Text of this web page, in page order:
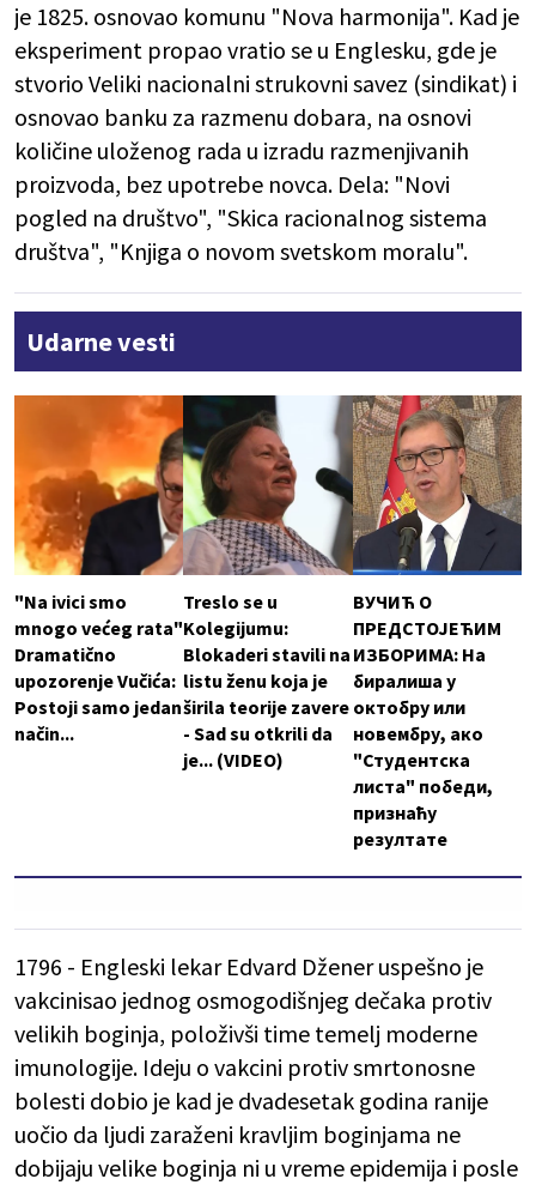
je 1825. osnovao komunu "Nova harmonija". Kad je
eksperiment propao vratio se u Englesku, gde je
stvorio Veliki nacionalni strukovni savez (sindikat) i
osnovao banku za razmenu dobara, na osnovi
količine uloženog rada u izradu razmenjivanih
proizvoda, bez upotrebe novca. Dela: "Novi
pogled na društvo", "Skica racionalnog sistema
društva", "Knjiga o novom svetskom moralu".
Udarne vesti
"Na ivici smo
mnogo većeg rata"
Dramatično
upozorenje Vučića:
Postoji samo jedan
način...
Treslo se u
Kolegijumu:
Blokaderi stavili na
listu ženu koja je
širila teorije zavere
- Sad su otkrili da
je... (VIDEO)
ВУЧИЋ О
ПРЕДСТОЈЕЋИМ
ИЗБОРИМА: На
биралиша у
октобру или
новембру, ако
"Студентска
листа" победи,
признаћу
резултате
1796 - Engleski lekar Edvard Džener uspešno je
vakcinisao jednog osmogodišnjeg dečaka protiv
velikih boginja, položivši time temelj moderne
imunologije. Ideju o vakcini protiv smrtonosne
bolesti dobio je kad je dvadesetak godina ranije
uočio da ljudi zaraženi kravljim boginjama ne
dobijaju velike boginja ni u vreme epidemija i posle